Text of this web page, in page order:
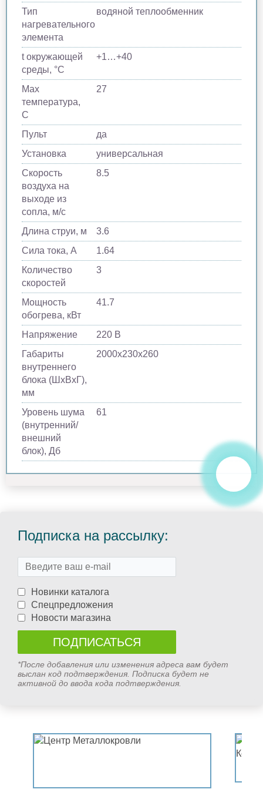
Тип
нагревательного
элемента
водяной теплообменник
t окружающей
среды, °C
+1…+40
Max
температура,
C
27
Пульт
да
Установка
универсальная
Скорость
воздуха на
выходе из
сопла, м/с
8.5
Длина струи, м
3.6
Сила тока, A
1.64
Количество
скоростей
3
Мощность
обогрева, кВт
41.7
Напряжение
220 В
Габариты
внутреннего
блока (ШхВхГ),
мм
2000х230х260
Уровень шума
(внутренний/
внешний
блок), Дб
61
Подписка на рассылку:
Новинки каталога
Спецпредложения
Новости магазина
*После добавления или изменения адреса вам будет
выслан код подтверждения. Подписка будет не
активной до ввода кода подтверждения.